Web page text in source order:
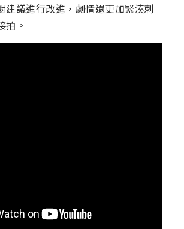
建議進行改進，劇情還更加緊湊刺
拍。